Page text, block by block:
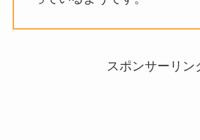
スポンサーリン